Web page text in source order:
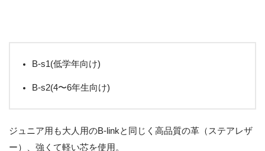
B-s1(低学年向け)
B-s2(4〜6年生向け)
ジュニア用も大人用のB-linkと同じく高品質の革（ステアレザ
ー）、強くて軽い芯を使用。